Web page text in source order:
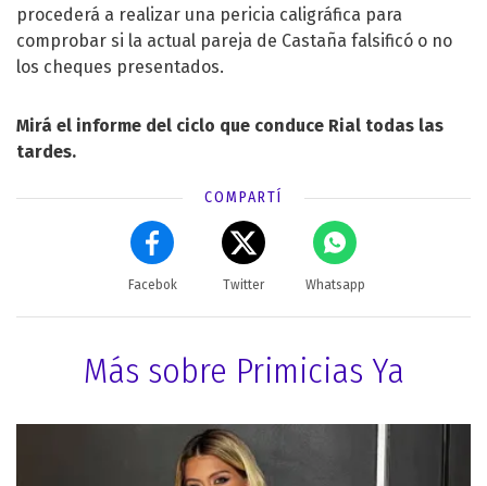
procederá a realizar una pericia caligráfica para
comprobar si la actual pareja de Castaña falsificó o no
los cheques presentados.
Mirá el informe del ciclo que conduce Rial todas las
tardes.
COMPARTÍ
Facebok Twitter Whatsapp
Más sobre Primicias Ya